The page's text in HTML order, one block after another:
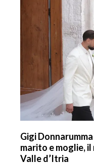
Gigi
marito e moglie,
Valle d’Itria